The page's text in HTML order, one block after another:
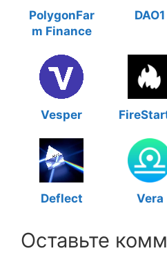
PolygonFar
m Finance
DAO1
Vesper
Deflect Vera
Оставьте